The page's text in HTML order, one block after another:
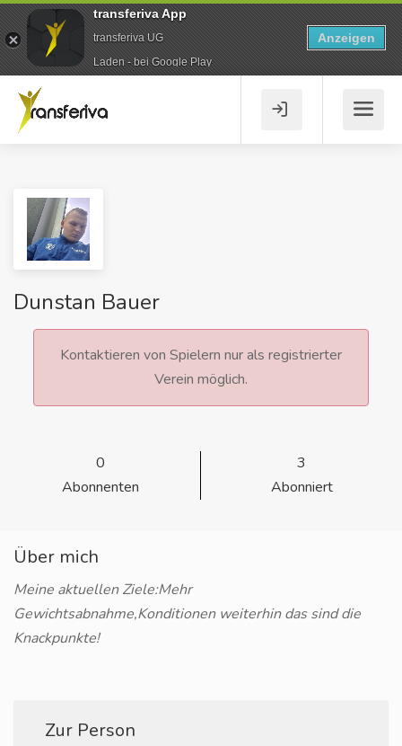
Dunstan Bauer
Kontaktieren von Spielern nur als registrierter
Verein möglich.
0
Abonnenten
3
Abonniert
Über mich
Meine aktuellen Ziele:Mehr
Gewichtsabnahme,Konditionen weiterhin das sind die
Knackpunkte!
Zur Person
transferiva App
transferiva UG
Laden - bei Google Play
Anzeigen